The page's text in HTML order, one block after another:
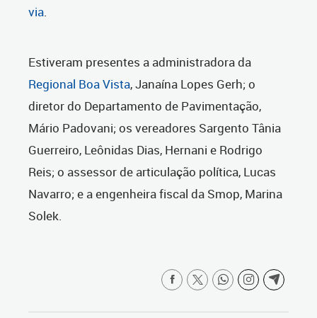
via
Estiveram presentes a administradora da
Regional Boa Vista, Janaína Lopes Gerh; o
diretor do Departamento de Pavimentação,
Mário Padovani; os vereadores Sargento Tânia
Guerreiro, Leônidas Dias, Hernani e Rodrigo
Reis; o assessor de articulação política, Lucas
Navarro; e a engenheira fiscal da Smop, Marina
Solek.